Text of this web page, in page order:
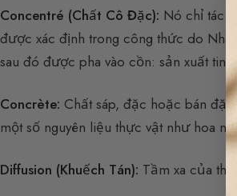
Concentré (Chất Cô Đặc): Nó chỉ tác
được xác định trong công thức do
sau đó được pha vào cồn: sản xuất tinh
Concrète: Chất sáp, đặc hoặc bán
một số nguyên liệu thực vật như hoa
Diffusion (Khuếch Tán): Tầm xa của